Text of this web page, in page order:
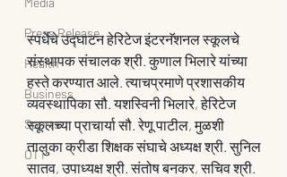
Press Release
Health
Business
Sports
OTT
स्पर्धेचे उद्घाटन हेरिटेज इंटरनॅशनल स्कूलचे
संस्थापक संचालक श्री. कुणाल भिलारे यांच्या
हस्ते करण्यात आले. त्याचप्रमाणे प्रशासकीय
व्यवस्थापिका सौ. यशस्विनी भिलारे, हेरिटेज
स्कूलच्या प्राचार्या सौ. रेणू पाटील, मुळशी
तालुका क्रीडा शिक्षक संघाचे अध्यक्ष श्री. सुनिल
सातव, उपाध्यक्ष श्री. संतोष बनकर, सचिव श्री.